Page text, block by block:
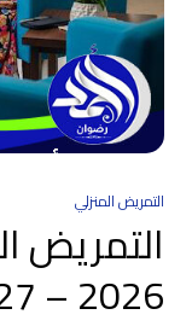
التمريض المنزلي
التمريض
2026 – 2027